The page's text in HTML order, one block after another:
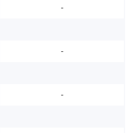
-
-
-